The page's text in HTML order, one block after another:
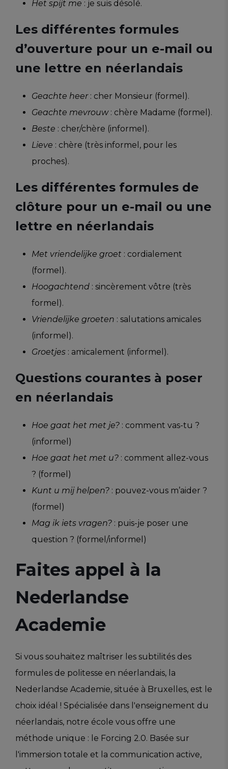
Het spijt me : je suis désolé.
Les différentes formules
d’ouverture pour un e-mail ou
une lettre en néerlandais
Geachte heer: cher Monsieur (formel).
Geachte mevrouw : chère Madame (formel).
Beste : cher/chère (informel).
Lieve : chère (très informel, pour les
proches).
Les différentes formules de
clôture pour un e-mail ou une
lettre en néerlandais
Met vriendelijke groet : cordialement
(formel).
Hoogachtend : sincèrement vôtre (très
formel).
Vriendelijke groeten : salutations amicales
(informel).
Groetjes : amicalement (informel).
Questions courantes à poser
en néerlandais
Hoe gaat het met je? : comment vas-tu ?
(informel)
Hoe gaat het met u? : comment allez-vous
? (formel)
Kunt u mij helpen? : pouvez-vous m’aider ?
(formel)
Mag ik iets vragen? : puis-je poser une
question ? (formel/informel)
Faites appel à la
Nederlandse
Academie
Si vous souhaitez maîtriser les subtilités des
formules de politesse en néerlandais, la
Nederlandse Academie, située à Bruxelles, est le
choix idéal ! Spécialisée dans l'enseignement du
néerlandais, notre école vous offre une
méthode unique : le Forcing 2.0. Basée sur
l'immersion totale et la communication active,